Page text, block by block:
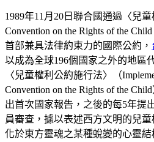
1989年11月20日聯合國通過〈兒
Convention on the Rights of the
首部兼具法律約束力的國際公約，
以成為全球196個國家之外的地區
〈兒童權利公約施行法〉（
Convention on the Rights of the
出首次國家報告，之後的每5年提
員審查，據以表述西方文明的兒
化於東方靈魂之某種蛻變的心靈